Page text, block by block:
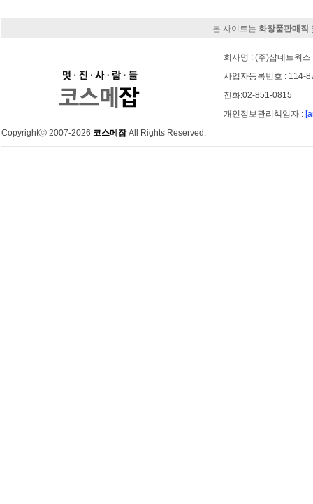
본 사이트는 화장품판매직
회사명 : (주)샵네트웍
사업자등록번호 : 114-
전화:02-851-0815
개인정보관리책임자 :
Copyrightⓒ 2007-2026 코스메잡All Rights Reserved.